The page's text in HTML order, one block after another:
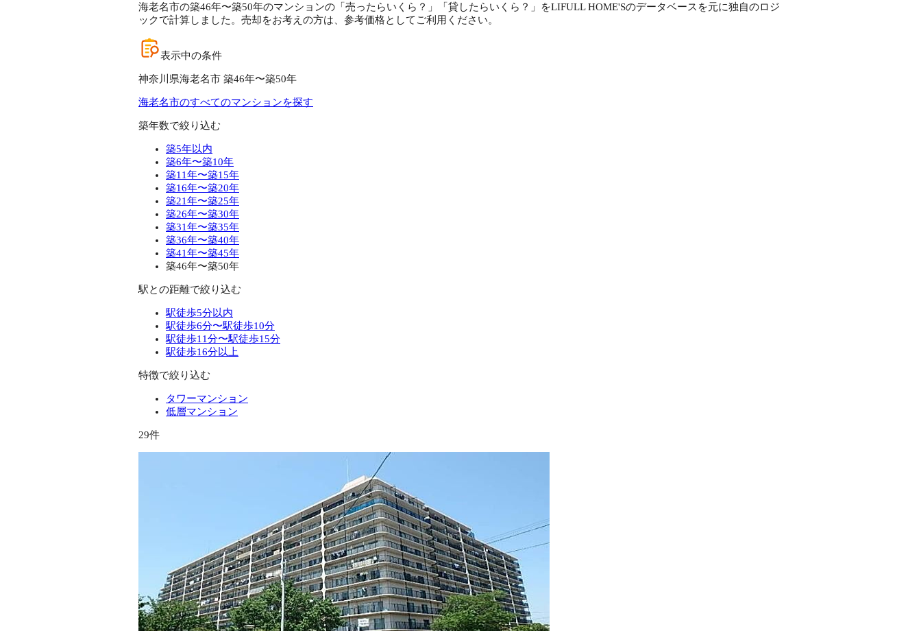
海老名市の築46年〜築50年のマンションの「売ったらいくら？」「貸したらいくら？」をLIFULL HOME'Sのデータベースを元に独自のロジ
ックで計算しました。売却をお考えの方は、参考価格としてご利用ください。
表示中の条件
神奈川県海老名市 築46年〜築50年
海老名市のすべてのマンションを探す
築年数で絞り込む
築5年以内
築6年〜築10年
築11年〜築15年
築16年〜築20年
築21年〜築25年
築26年〜築30年
築31年〜築35年
築36年〜築40年
築41年〜築45年
築46年〜築50年
駅との距離で絞り込む
駅徒歩5分以内
駅徒歩6分〜駅徒歩10分
駅徒歩11分〜駅徒歩15分
駅徒歩16分以上
特徴で絞り込む
タワーマンション
低層マンション
29件